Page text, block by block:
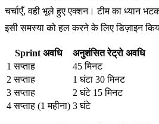
चर्चाएँ, वही भूले हुए एक्शन। टीम का ध्यान
इसी समस्या को हल करने के लिए डिज़ाइन
Sprint अवधि
अनुशंसित रेट्रो अवधि
1 सप्ताह
45 मिनट
2 सप्ताह
1 घंटा 30 मिनट
3 सप्ताह
2 घंटे 15 मिनट
4 सप्ताह (1 महीना) 3 घंटे